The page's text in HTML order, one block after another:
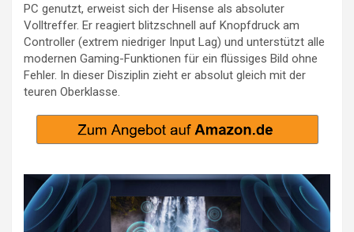
PC genutzt, erweist sich der Hisense als absoluter
Volltreffer. Er reagiert blitzschnell auf Knopfdruck am
Controller (extrem niedriger Input Lag) und unterstützt alle
modernen Gaming-Funktionen für ein flüssiges Bild ohne
Fehler. In dieser Disziplin zieht er absolut gleich mit der
teuren Oberklasse.